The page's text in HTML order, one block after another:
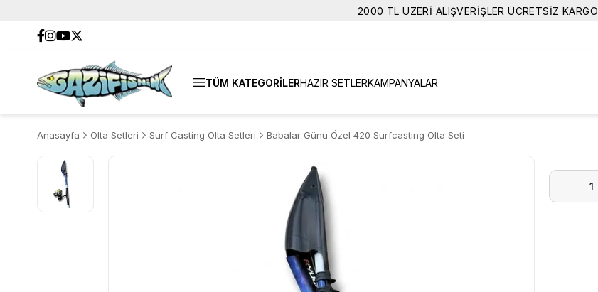
2000 TL ÜZERİ ALIŞVERİŞLER ÜCRETSİZ KARGO
TÜM KATEGORİLERHAZIR SETLERKAMPANYALAR
Anasayfa Olta Setleri Surf Casting Olta Setleri Babalar Günü Özel 420 Surfcasting Olta Seti